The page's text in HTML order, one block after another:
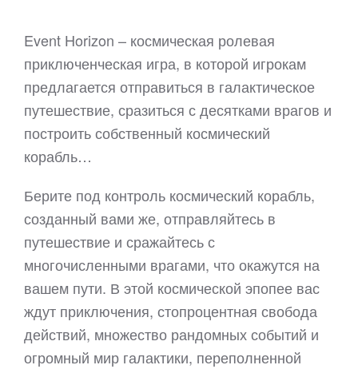
Event Horizon – космическая ролевая
приключенческая игра, в которой игрокам
предлагается отправиться в галактическое
путешествие, сразиться с десятками врагов и
построить собственный космический
корабль…
Берите под контроль космический корабль,
созданный вами же, отправляйтесь в
путешествие и сражайтесь с
многочисленными врагами, что окажутся на
вашем пути. В этой космической эпопее вас
ждут приключения, стопроцентная свобода
действий, множество рандомных событий и
огромный мир галактики, переполненной